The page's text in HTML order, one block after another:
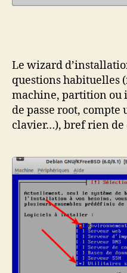
Le wizard
questions habituelles
machine, partition ou
de passe root,
clavier…), bref rien de